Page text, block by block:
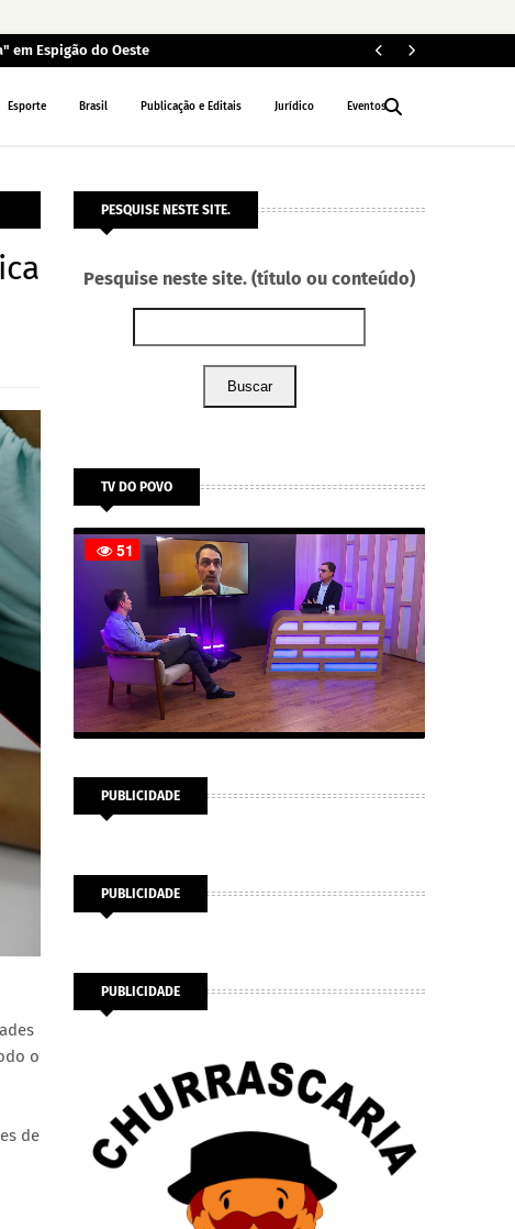
em Espigão do Oeste
Esporte Brasil Publicação e Editais Jurídico Eventos
o
de
PESQUISE NESTE SITE.
Pesquise neste site. (título ou conteúdo)
Buscar
TV DO POVO
PUBLICIDADE
PUBLICIDADE
PUBLICIDADE